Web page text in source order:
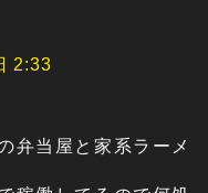
2:33
弁当屋と家系ラーメ